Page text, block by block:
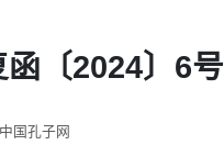
〔2024〕6号
国孔子网